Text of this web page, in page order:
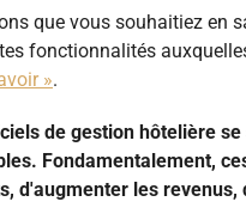
que vous souhaitiez en
fonctionnalités
».
de gestion hôtelière
Fondamentalement,
d'augmenter les